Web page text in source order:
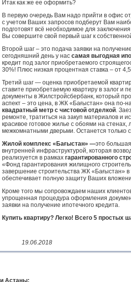
Итак как же ее оформить?
В первую очередь Вам надо прийти в офис
с учетом Ваших запросов подберут Вам
подготовят всё необходимое для
Вы совершите свой первый шаг к
Второй шаг – это подача заявки на
сегодняшний день у нас самая выгодная
кредит под залог приобретаемого
30%! Плюс низкая процентная ставка – от
Третий шаг — оценка приобретаемой
ставите приобретаемую квартиру в залог и
документы в Жилстройсбербанк, который
аспект – это цена, в ЖК «Бағыстан» она по-
квадратный метр с чистовой отделкой .
ремонте, тратиться на закуп материалов и
красивое готовое жилье с обоями на
межкомнатными дверьми. Останется только
Жилой комплекс «Бағыстан» —это
внутренней инфраструктурой, которая
реализуется в рамках гарантированного
«Фонд гарантирования жилищного
завершение строительства ЖК «Бағыстан»
обеспечивает полную защиту Ваших
Кроме того мы сопровождаем наших
упрощенная процедура оформления
заявки на получение ипотечного кредита.
Купить квартиру? Легко! Всего 5 простых
19.06.2018
Астаны: